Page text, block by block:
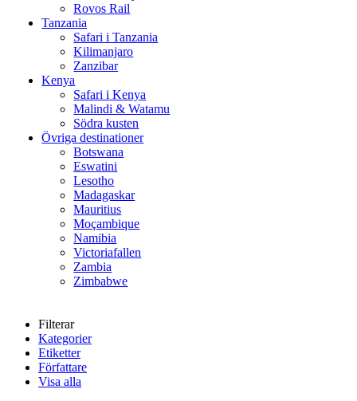
Rovos Rail
Tanzania
Safari i Tanzania
Kilimanjaro
Zanzibar
Kenya
Safari i Kenya
Malindi & Watamu
Södra kusten
Övriga destinationer
Botswana
Eswatini
Lesotho
Madagaskar
Mauritius
Moçambique
Namibia
Victoriafallen
Zambia
Zimbabwe
Filterar
Kategorier
Etiketter
Författare
Visa alla